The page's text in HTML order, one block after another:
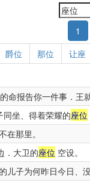
1
爵位 那位 让座
命报告你一件事．王
坐、得着荣耀的座位
在那里。
．大卫的座位 空设。
子为何昨日今日、没